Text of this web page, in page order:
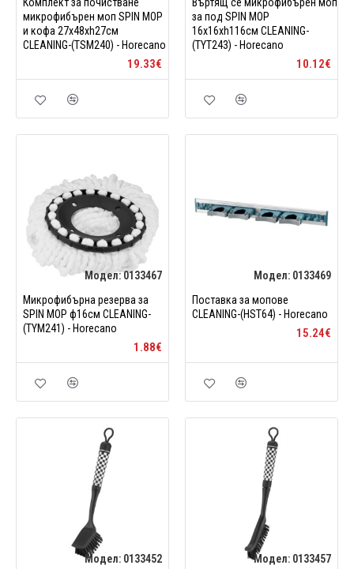
микрофибърен моп SPIN MOP
и кофа 27x48xh27см
CLEANING-(TSM240) - Horecano
19.33€
за под SPIN MOP
16x16xh116см CLEANING-
(TYT243) - Horecano
10.12€
Модел:0133467
Микрофибърна резерва за
SPIN MOP ф16см CLEANING-
(TYM241) - Horecano
1.88€
Модел: 0133469
Поставка за мопове
CLEANING-(HST64) - Horecano
15.24€
Модел: 0133452
Модел: 0133457